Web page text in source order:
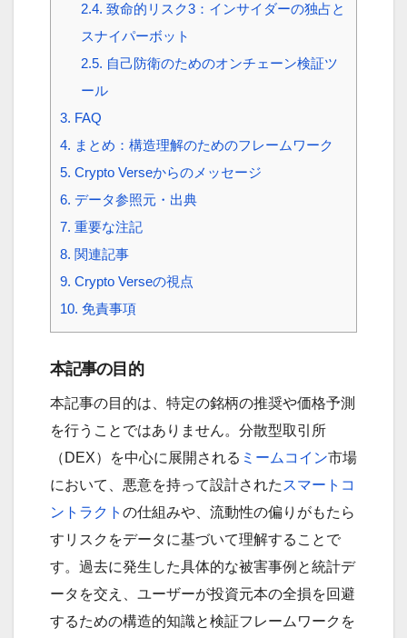
2.4. 致命的リスク3：インサイダーの独占と
スナイパーボット
2.5. 自己防衛のためのオンチェーン検証ツ
ール
3. FAQ
4. まとめ：構造理解のためのフレームワーク
5. Crypto Verseからのメッセージ
6. データ参照元・出典
7. 重要な注記
8. 関連記事
9. Crypto Verseの視点
10. 免責事項
本記事の目的
本記事の目的は、特定の銘柄の推奨や価格予測
を行うことではありません。分散型取引所
（DEX）を中心に展開される ミームコイン市場
において、悪意を持って設計された スマートコ
ントラクト の仕組みや、流動性の偏りがもたら
すリスクをデータに基づいて理解することで
す。過去に発生した具体的な被害事例と統計デ
ータを交え、ユーザーが投資元本の全損を回避
するための構造的知識と検証フレームワークを